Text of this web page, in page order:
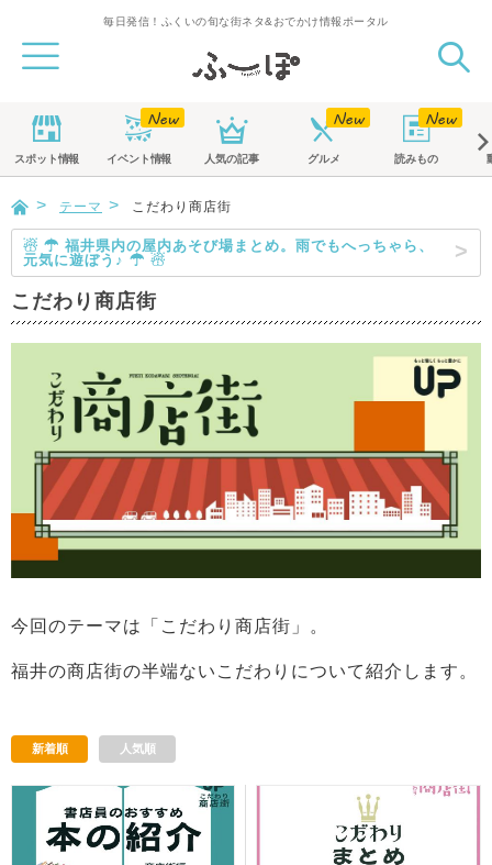
毎日発信！ふくいの旬な街ネタ&おでかけ情報ポータル
スポット情報 イベント情報 人気の記事 グルメ 読みもの
テーマ こだわり商店街
☃ ☂ 福井県内の屋内あそび場まとめ。雨でもへっちゃら、
元気に遊ぼう♪ ☂ ☃
こだわり商店街
今回のテーマは「こだわり商店街」。
福井の商店街の半端ないこだわりについて紹介します。
新着順 人気順